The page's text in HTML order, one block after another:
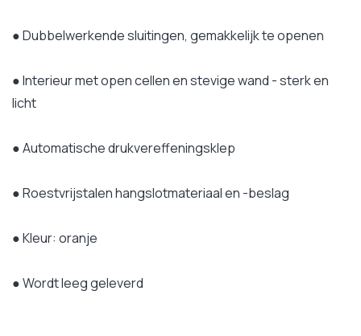
● Dubbelwerkende sluitingen, gemakkelijk te openen
● Interieur met open cellen en stevige wand - sterk en
licht
● Automatische drukvereffeningsklep
● Roestvrijstalen hangslotmateriaal en -beslag
● Kleur: oranje
● Wordt leeg geleverd